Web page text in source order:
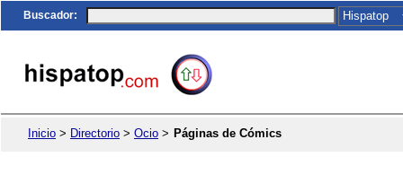
Buscador:
Inicio > Directorio > Ocio > Páginas de Cómics